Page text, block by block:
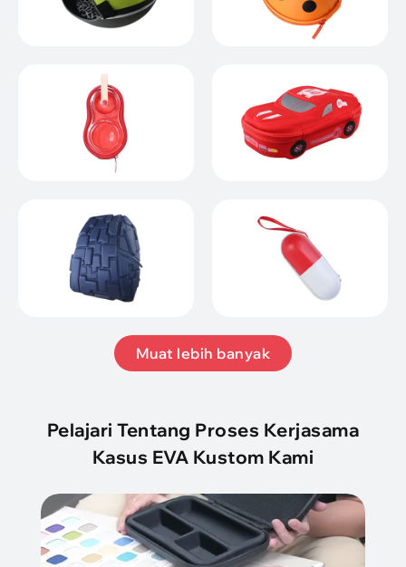
Muat lebih banyak
Pelajari Tentang Proses Kerjasama
Kasus EVA Kustom Kami